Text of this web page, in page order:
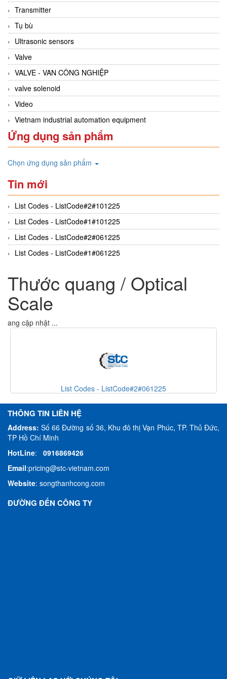
Transmitter
Tụ bù
Ultrasonic sensors
Valve
VALVE - VAN CÔNG NGHIỆP
valve solenoid
Video
Vietnam industrial automation equipment
Ứng dụng sản phẩm
Chọn ứng dụng sản phẩm
Tin mới
List Codes - ListCode#2#101225
List Codes - ListCode#1#101225
List Codes - ListCode#2#061225
List Codes - ListCode#1#061225
Thước quang / Optical
Scale
Đang cập nhật ...
- ListCode#2#061225
THÔNG TIN LIÊN HỆ
Address:Số 66 Đường số 36, Khu đô thị Vạn Phúc, TP. Thủ Đức,
TP Hồ Chí Minh
HotLine: 0916869426
Email:pricing@stc-vietnam.com
Website: songthanhcong.com
ĐƯỜNG ĐẾN CÔNG TY